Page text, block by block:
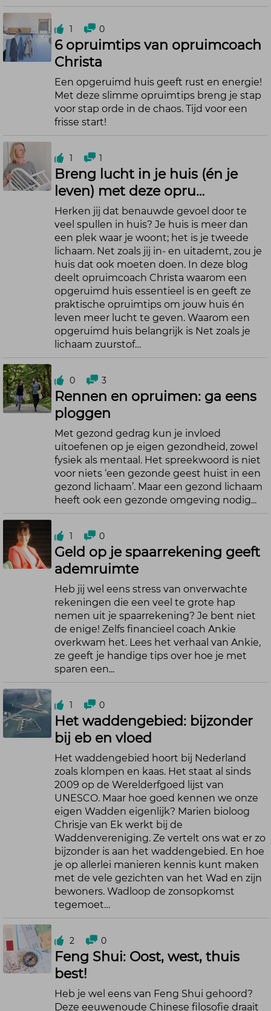
1 0
6 opruimtips van opruimcoach
Christa
Een opgeruimd huis geeft rust en energie!
Met deze slimme opruimtips breng je stap
voor stap orde in de chaos. Tijd voor een
frisse start!
1 1
Breng lucht in je huis (én je
leven) met deze opru…
Herken jij dat benauwde gevoel door te
veel spullen in huis? Je huis is meer dan
een plek waar je woont; het is je tweede
lichaam. Net zoals jij in- en uitademt, zou je
huis dat ook moeten doen. In deze blog
deelt opruimcoach Christa waarom een
opgeruimd huis essentieel is en geeft ze
praktische opruimtips om jouw huis én
leven meer lucht te geven. Waarom een
opgeruimd huis belangrijk is Net zoals je
lichaam zuurstof…
0 3
Rennen en opruimen: ga eens
ploggen
Met gezond gedrag kun je invloed
uitoefenen op je eigen gezondheid, zowel
fysiek als mentaal. Het spreekwoord is niet
voor niets ‘een gezonde geest huist in een
gezond lichaam’. Maar een gezond lichaam
heeft ook een gezonde omgeving nodig...
1 0
Geld op je spaarrekening geeft
ademruimte
Heb jij wel eens stress van onverwachte
rekeningen die een veel te grote hap
nemen uit je spaarrekening? Je bent niet
de enige! Zelfs financieel coach Ankie
overkwam het. Lees het verhaal van Ankie,
ze geeft je handige tips over hoe je met
sparen een...
1 0
Het waddengebied: bijzonder
bij eb en vloed
Het waddengebied hoort bij Nederland
zoals klompen en kaas. Het staat al sinds
2009 op de Werelderfgoed lijst van
UNESCO. Maar hoe goed kennen we onze
eigen Wadden eigenlijk? Marien bioloog
Chrisje van Ek werkt bij de
Waddenvereniging. Ze vertelt ons wat er zo
bijzonder is aan het waddengebied. En hoe
je op allerlei manieren kennis kunt maken
met de vele gezichten van het Wad en zijn
bewoners. Wadloop de zonsopkomst
tegemoet…
2 0
Feng Shui: Oost, west, thuis
best!
Heb je wel eens van Feng Shui gehoord?
Deze eeuwenoude Chinese filosofie draait